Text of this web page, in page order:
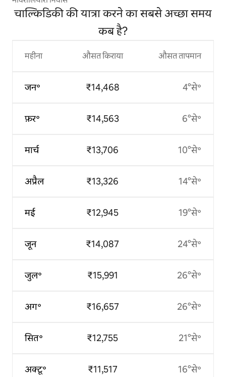
चाल्किडिकी की यात्रा करने का सबसे अच्छा समय
कब है?
महीना
जन॰
फ़र॰
मार्च
अप्रैल
मई
जून
जुल॰
अग॰
सित॰
अक्टू॰
औसत किराया
₹14,468
₹14,563
₹13,706
₹13,326
₹12,945
₹14,087
₹15,991
₹16,657
₹12,755
₹11,517
औसत तापमान
4°से॰
6°से॰
10°से॰
14°से॰
19°से॰
24°से॰
26°से॰
26°से॰
21°से॰
16°से॰